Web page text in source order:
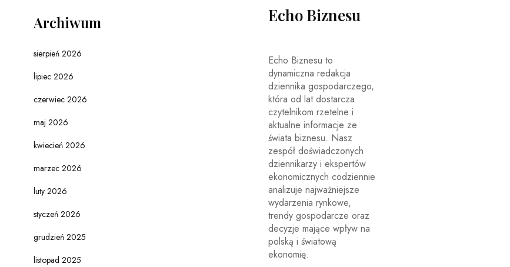
Archiwum
sierpień 2026
lipiec 2026
czerwiec 2026
maj 2026
kwiecień 2026
marzec 2026
luty 2026
styczeń 2026
grudzień 2025
listopad 2025
Echo Biznesu
Echo Biznesu to
dynamiczna redakcja
dziennika gospodarczego,
która od lat dostarcza
czytelnikom rzetelne i
aktualne informacje ze
świata biznesu. Nasz
zespół doświadczonych
dziennikarzy i ekspertów
ekonomicznych codziennie
analizuje najważniejsze
wydarzenia rynkowe,
trendy gospodarcze oraz
decyzje mające wpływ na
polską i światową
ekonomię.